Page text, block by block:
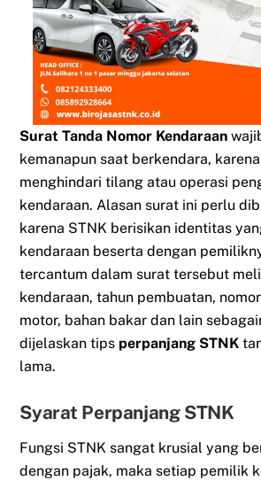
Surat Tanda Nomor Kendaraan
kemanapun saat berkendara,
menghindari tilang atau operasi
kendaraan. Alasan surat ini perlu
karena STNK berisikan identitas
kendaraan beserta dengan
tercantum dalam surat tersebut
kendaraan, tahun pembuatan,
motor, bahan bakar dan lain
dijelaskan tips perpanjang STNK
lama.
Syarat Perpanjang STNK
Fungsi STNK sangat krusial yang
dengan pajak, maka setiap pemilik